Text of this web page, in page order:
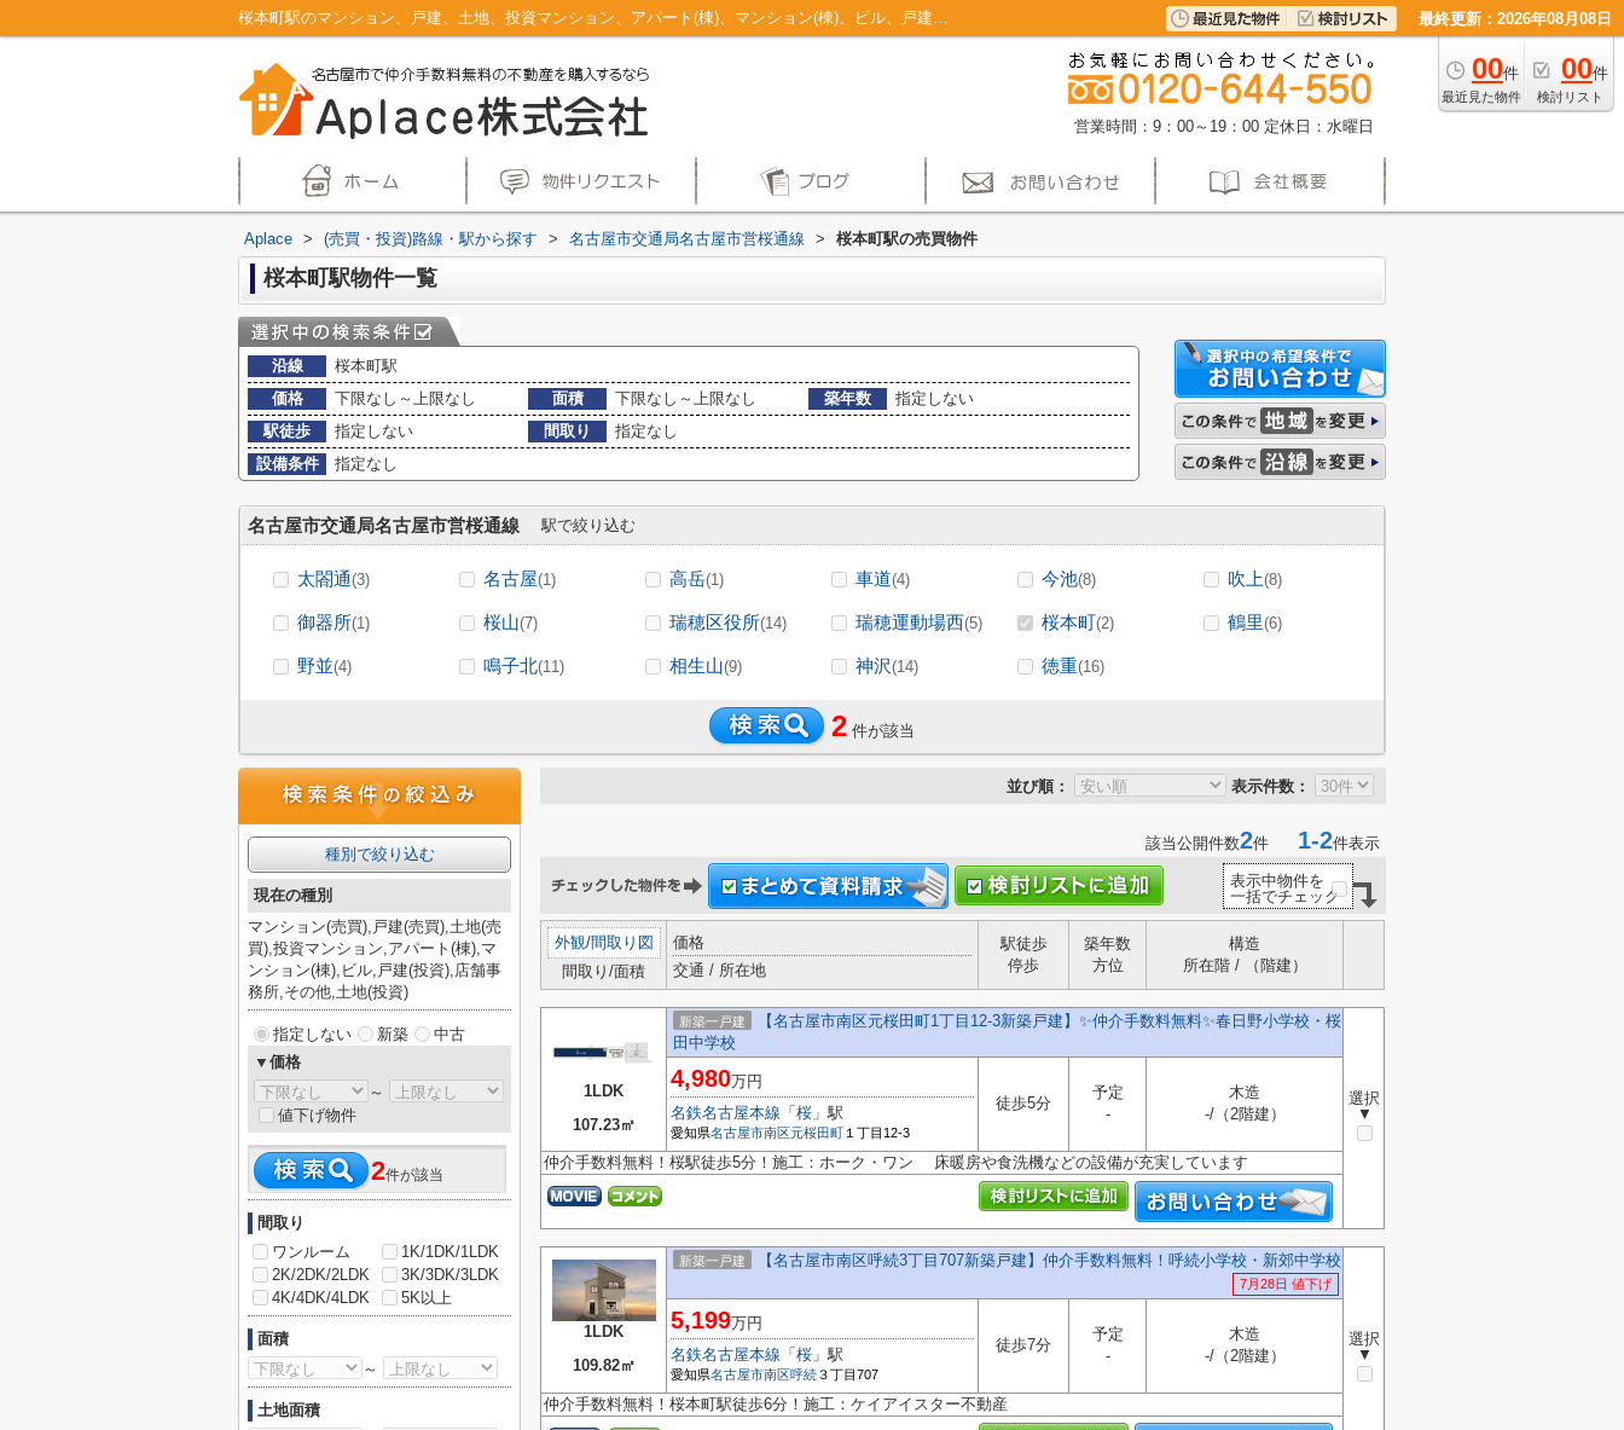
桜本町駅のマンション、戸建、土地、投資マンション、アパート(棟)、マンション(棟)、ビル、戸建、店舗事務所、その他、土地一覧｜仲介手数料無料！名古屋市で新築戸建てを探すならAplace 最終更新：2026年08月08日
00件
最近見た物件
00件
検討リスト
営業時間：9：00～19：00 定休日：水曜日
Aplace > (売買・投資)路線・駅から探す > 名古屋市交通局名古屋市営桜通線 > 桜本町駅の売買物件
桜本町駅物件一覧
沿線
桜本町駅
価格
下限なし～上限なし 面積 下限なし～上限なし 築年数
指定しない
駅徒歩
指定しない 間取り
指定なし
設備条件
指定なし
名古屋市交通局名古屋市営桜通線 駅で絞り込む
太閤通(3) 名古屋(1) 高岳(1) 車道(4) 今池(8) 吹上(8)
御器所(1) 桜山(7) 瑞穂区役所(14) 瑞穂運動場西(5) 桜本町(2) 鶴里(6)
野並(4) 鳴子北(11) 相生山(9) 神沢(14) 徳重(16)
2 件が該当
並び順： 表示件数：
該当公開件数2件 1-2件表示
表示中物件を
一括でチェック
外観/間取り図
間取り/面積
価格
交通 / 所在地
駅徒歩
停歩
築年数
方位
構造
所在階 / （階建）
1LDK
107.23㎡
新築一戸建
【名古屋市南区元桜田町1丁目12-3新築戸建】✨️仲介手数料無料✨️春日野小学校・桜
田中学校
選択
▼
4,980万円
名鉄名古屋本線 「 桜 」駅
愛知県名古屋市南区元桜田町 １丁目12-3
徒歩5分
予定
-
木造
-/（2階建）
仲介手数料無料！桜駅徒歩5分！施工：ホーク・ワン 床暖房や食洗機などの設備が充実しています
1LDK
109.82㎡
新築一戸建 【名古屋市南区呼続3丁目707新築戸建】仲介手数料無料！呼続小学校・新郊中学校
7月28日 値下げ
選択
▼
5,199万円
名鉄名古屋本線 「 桜 」駅
愛知県名古屋市南区呼続３丁目707
徒歩7分
予定
-
木造
-/（2階建）
仲介手数料無料！桜本町駅徒歩6分！施工：ケイアイスター不動産
種別で絞り込む
現在の種別
マンション(売買),戸建(売買),土地(売
買),投資マンション,アパート(棟),マ
ンション(棟),ビル,戸建(投資),店舗事
務所,その他,土地(投資)
指定しない 新築
中古
▼価格
～
値下げ物件
2件が該当
間取り
ワンルーム
1K/1DK/1LDK
2K/2DK/2LDK
3K/3DK/3LDK
4K/4DK/4LDK
5K以上
面積
～
土地面積